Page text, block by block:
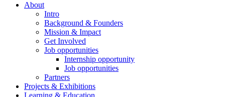
About
Intro
Background & Founders
Mission & Impact
Get Involved
Job opportunities
Internship opportunity
Job opportunities
Partners
Projects & Exhibitions
Learning & Education